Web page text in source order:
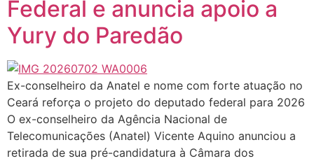
Federal e anuncia apoio a
Yury do Paredão
Ex-conselheiro da Anatel e nome com forte atuação no
Ceará reforça o projeto do deputado federal para 2026
O ex-conselheiro da Agência Nacional de
Telecomunicações (Anatel) Vicente Aquino anunciou a
retirada de sua pré-candidatura à Câmara dos